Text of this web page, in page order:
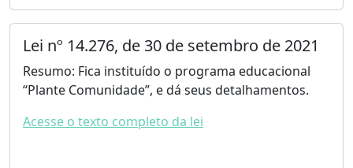
Lei nº 14.276, de 30 de setembro de 2021
Resumo: Fica instituído o programa educacional
“Plante Comunidade”, e dá seus detalhamentos.
Acesse o texto completo da lei